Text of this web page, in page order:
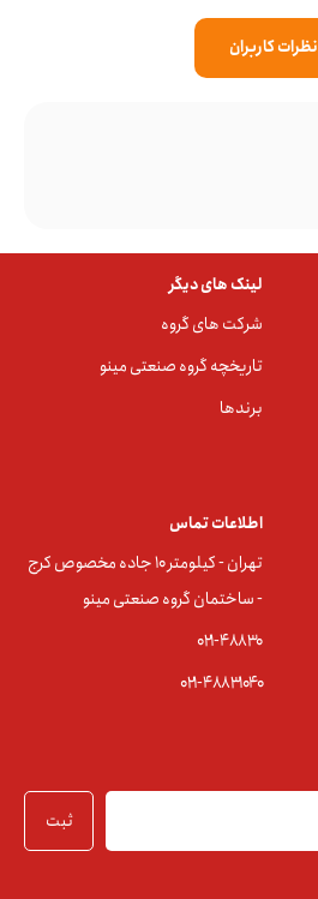
نظرات کاربران
لینک های دیگر
شرکت های گروه
تاریخچه گروه صنعتی مینو
برندها
اطلاعات تماس
تهران - کیلومتر ۱۰ جاده مخصوص کرج
- ساختمان گروه صنعتی مینو
۰۲۱-۴۸۸۳0
۰۲۱-۴۸۸۳۱۰۴۰
ثبت